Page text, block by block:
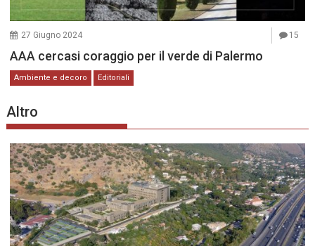
27 Giugno 2024 15
AAA cercasi coraggio per il verde di Palermo
Ambiente e decoro Editoriali
Altro